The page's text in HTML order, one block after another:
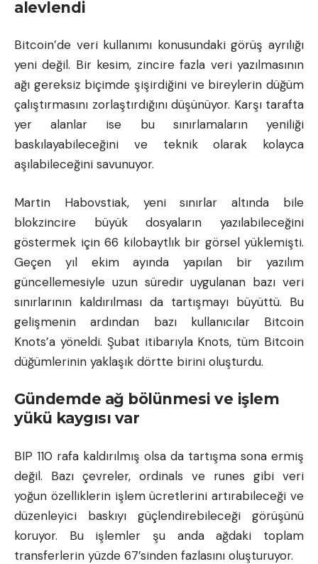
alevlendi
Bitcoin’de veri kullanımı konusundaki görüş ayrılığı
yeni değil. Bir kesim, zincire fazla veri yazılmasının
ağı gereksiz biçimde şişirdiğini ve bireylerin düğüm
çalıştırmasını zorlaştırdığını düşünüyor. Karşı tarafta
yer alanlar ise bu sınırlamaların yeniliği
baskılayabileceğini ve teknik olarak kolayca
aşılabileceğini savunuyor.
Martin Habovstiak, yeni sınırlar altında bile
blokzincire büyük dosyaların yazılabileceğini
göstermek için 66 kilobaytlık bir görsel yüklemişti.
Geçen yıl ekim ayında yapılan bir yazılım
güncellemesiyle uzun süredir uygulanan bazı veri
sınırlarının kaldırılması da tartışmayı büyüttü. Bu
gelişmenin ardından bazı kullanıcılar Bitcoin
Knots’a yöneldi. Şubat itibarıyla Knots, tüm Bitcoin
düğümlerinin yaklaşık dörtte birini oluşturdu.
Gündemde ağ bölünmesi ve işlem
yükü kaygısı var
BIP 110 rafa kaldırılmış olsa da tartışma sona ermiş
değil. Bazı çevreler, ordinals ve runes gibi veri
yoğun özelliklerin işlem ücretlerini artırabileceği ve
düzenleyici baskıyı güçlendirebileceği görüşünü
koruyor. Bu işlemler şu anda ağdaki toplam
transferlerin yüzde 67’sinden fazlasını oluşturuyor.